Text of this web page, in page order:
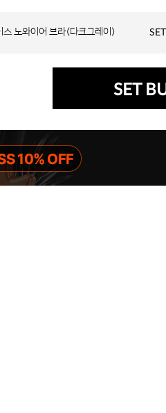
스 노와이어 브라(다크그레이)
SET